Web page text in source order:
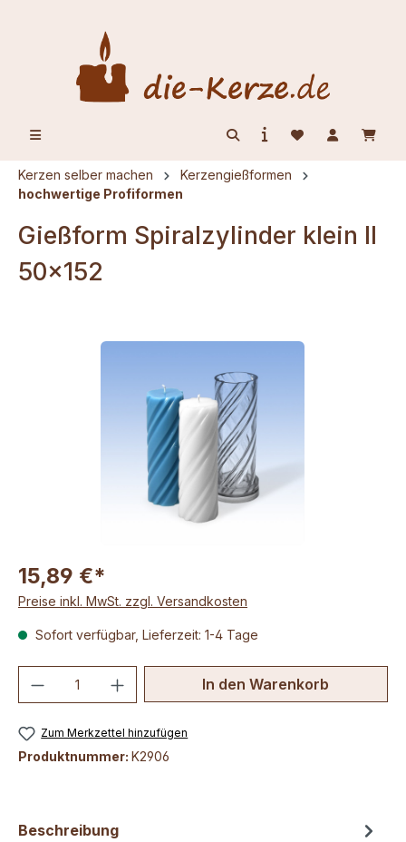
Kerzen selber machen
Kerzengießformen
hochwertige Profiformen
Gießform Spiralzylinder klein II
50x152
Bildergalerie überspringen
15,89 €*
Preise inkl. MwSt. zzgl. Versandkosten
Sofort verfügbar, Lieferzeit: 1-4 Tage
Produkt Anzahl: Gib denIn den Warenkorb
Zum Merkzettel hinzufügen
Produktnummer: K2906
Beschreibung